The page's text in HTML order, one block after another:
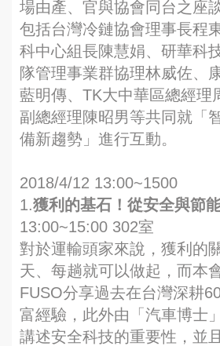
場由產、官與協會同台之座
包括台灣冷鏈協會理事長程
科中心組長陳慧娟、研華科
隊管理事業群協理林威佐、
藍明傳、TK大中華區總經理
副總經理陳昭男等共同就「
備新趨勢」進行互動。
2018/4/12 13:00~1500
1.獲利的基石！從安全與節
13:00~15:00 302室
對於運輸頭家來說，獲利的
天、每趟就可以做起，而本
FUSO分享過去在台灣深耕
富經驗，此外由「汽車博士
講述安全科技的重要性，並